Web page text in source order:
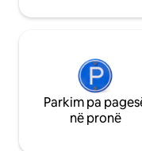
Parkim pa
në pronë